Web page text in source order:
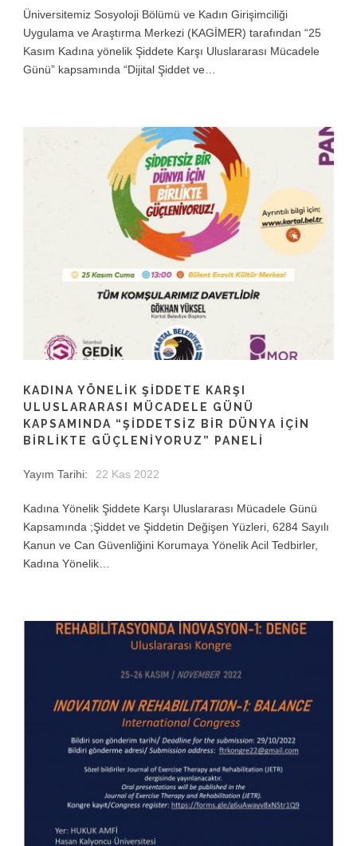
Üniversitemiz Sosyoloji Bölümü ve Kadın Girişimciliği
Uygulama ve Araştırma Merkezi (KAGİMER) tarafından “25
Kasım Kadına yönelik Şiddete Karşı Uluslararası Mücadele
Günü” kapsamında “Dijital Şiddet ve…
KADINA YÖNELIK ŞIDDETE KARŞI
ULUSLARARASI MÜCADELE GÜNÜ
KAPSAMINDA “ŞIDDETSIZ BIR DÜNYA İÇIN
BIRLIKTE GÜÇLENIYORUZ” PANELI
Yayım Tarihi: 22 Kas 2022
Kadına Yönelik Şiddete Karşı Uluslararası Mücadele Günü
Kapsamında ;Şiddet ve Şiddetin Değişen Yüzleri, 6284 Sayılı
Kanun ve Can Güvenliğini Korumaya Yönelik Acil Tedbirler,
Kadına Yönelik…